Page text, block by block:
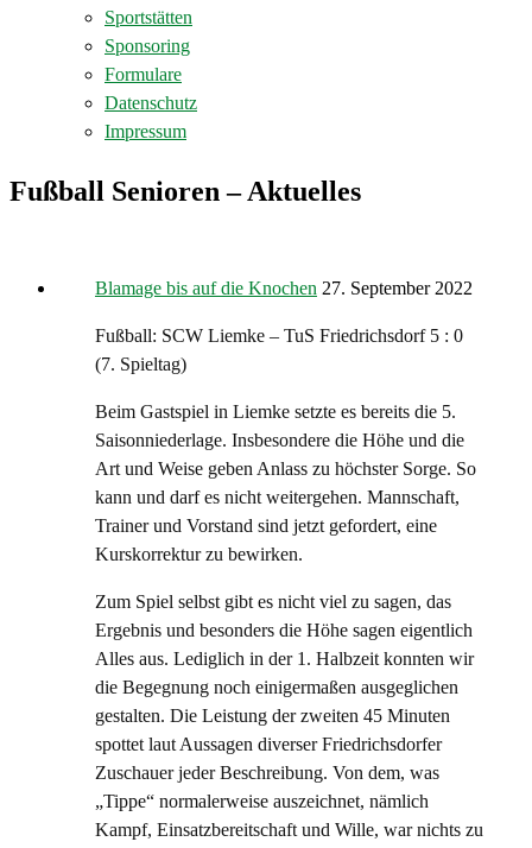
Sportstätten
Sponsoring
Formulare
Datenschutz
Impressum
Fußball Senioren – Aktuelles
Blamage bis auf die Knochen 27. September 2022
Fußball: SCW Liemke – TuS Friedrichsdorf 5 : 0
(7. Spieltag)
Beim Gastspiel in Liemke setzte es bereits die 5.
Saisonniederlage. Insbesondere die Höhe und die
Art und Weise geben Anlass zu höchster Sorge. So
kann und darf es nicht weitergehen. Mannschaft,
Trainer und Vorstand sind jetzt gefordert, eine
Kurskorrektur zu bewirken.
Zum Spiel selbst gibt es nicht viel zu sagen, das
Ergebnis und besonders die Höhe sagen eigentlich
Alles aus. Lediglich in der 1. Halbzeit konnten wir
die Begegnung noch einigermaßen ausgeglichen
gestalten. Die Leistung der zweiten 45 Minuten
spottet laut Aussagen diverser Friedrichsdorfer
Zuschauer jeder Beschreibung. Von dem, was
„Tippe“ normalerweise auszeichnet, nämlich
Kampf, Einsatzbereitschaft und Wille, war nichts zu